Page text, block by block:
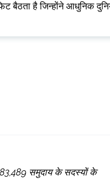
बैठता है जिन्होंने आधुनिक
समुदाय के सदस्यों के